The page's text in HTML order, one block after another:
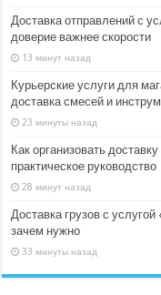
Доставка отправлений с
доверие важнее скорости
13 минут назад
Курьерские услуги для
доставка смесей и
23 минуты назад
Как организовать
практическое руководство
28 минут назад
Доставка грузов с
зачем нужно
33 минуты назад